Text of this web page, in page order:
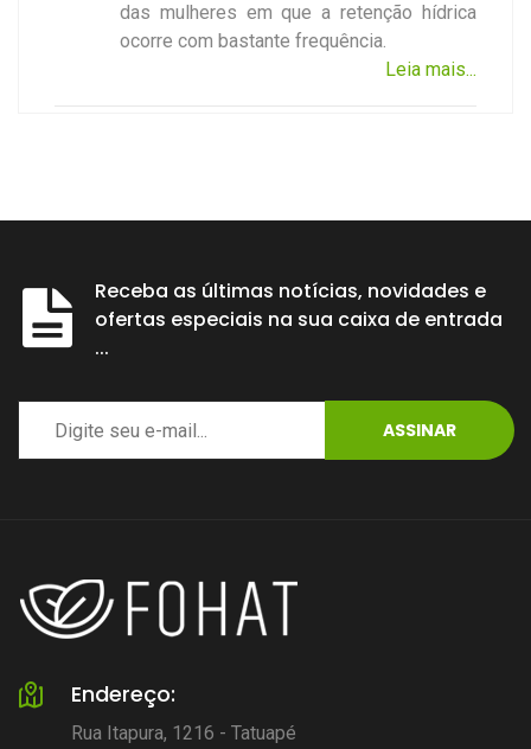
das mulheres em que a retenção hídrica
ocorre com bastante frequência.
Leia mais...
Receba as últimas notícias, novidades e
ofertas especiais na sua caixa de entrada
...
ASSINAR
Endereço:
Rua Itapura, 1216 - Tatuapé